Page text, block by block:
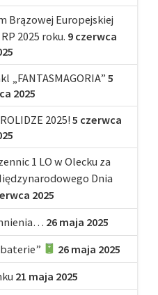
Brązowej Europejskiej
2025 roku. 9 czerwca
„FANTASMAGORIA” 5
2025
2025! 5 czerwca
1 LO w Olecku za
Dnia
2025
26 maja 2025
baterie”
26 maja 2025
21 maja 2025